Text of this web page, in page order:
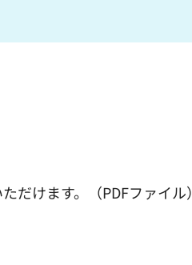
だけます。（PDFファイル）